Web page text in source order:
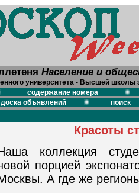
Население и
университета - Высшей школы
содержание номера
доска объявлений поиск
Красоты
коллекция
порцией
А где же